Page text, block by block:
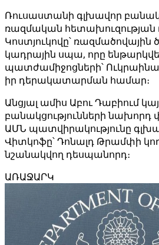
Ռուսաստանի գլխավոր
ռազմական հետախուզության
Կոստյուկովը՝ ռազմածովային
կադրային սպա, որը
պատժամիջոցների՝
իր դերակատարման համար։
Անցյալ ամիս Աբու Դաբիում
բանակցությունների նախորդ
ԱՄՆ պատվիրակությունը
Վիտկոֆը՝ Դոնալդ Թրամփի
նշանակվող դեսպանորդ։
ԱՌԱՋԱՐԿ